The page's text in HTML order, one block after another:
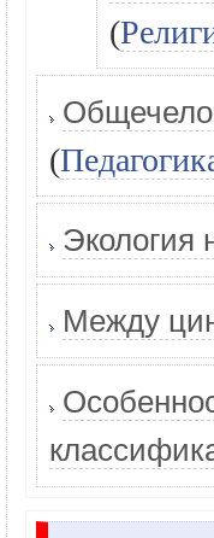
(
(
Экология
Между